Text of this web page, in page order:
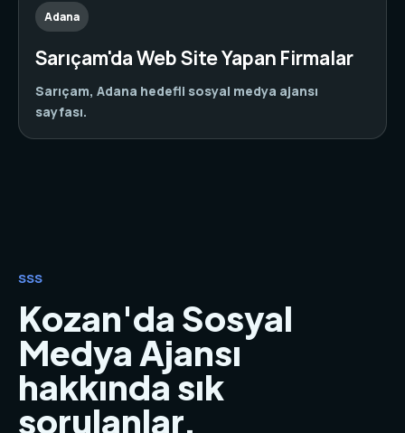
Adana
Sarıçam'da Web Site Yapan Firmalar
Sarıçam, Adana hedefli sosyal medya ajansı
sayfası.
SSS
Kozan'da Sosyal
Medya Ajansı
hakkında sık
sorulanlar.